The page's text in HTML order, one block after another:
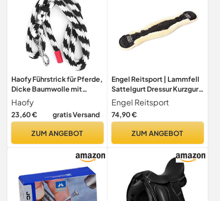
Haofy Führstrick für Pferde,
Dicke Baumwolle mit
Haken aus Legierung,
Robust für Reitsport und
Viehzucht (2,5 Meter lang)
Haofy
23,60 € gratis Versand
ZUM ANGEBOT
Engel Reitsport | Lammfell
Sattelgurt Dressur Kurzgurt
Konturgurt EGURT-70-
SCH-MED schwarz/med.
28" 70cm
Engel Reitsport
74,90 €
ZUM ANGEBOT